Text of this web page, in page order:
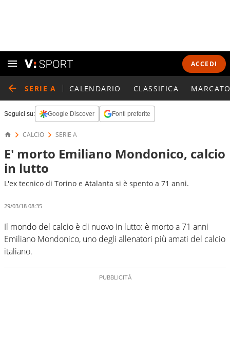
ACCEDI
SERIE A CALENDARIO CLASSIFICA
Seguici su: Google Discover Fonti preferite
CALCIO SERIE A
E' morto Emiliano Mondonico, calcio
in lutto
L'ex tecnico di Torino e Atalanta si è spento a 71 anni.
29/03/18 08:35
Il mondo del calcio è di nuovo in lutto: è morto a 71 anni
Emiliano Mondonico, uno degli allenatori più amati del calcio
italiano.